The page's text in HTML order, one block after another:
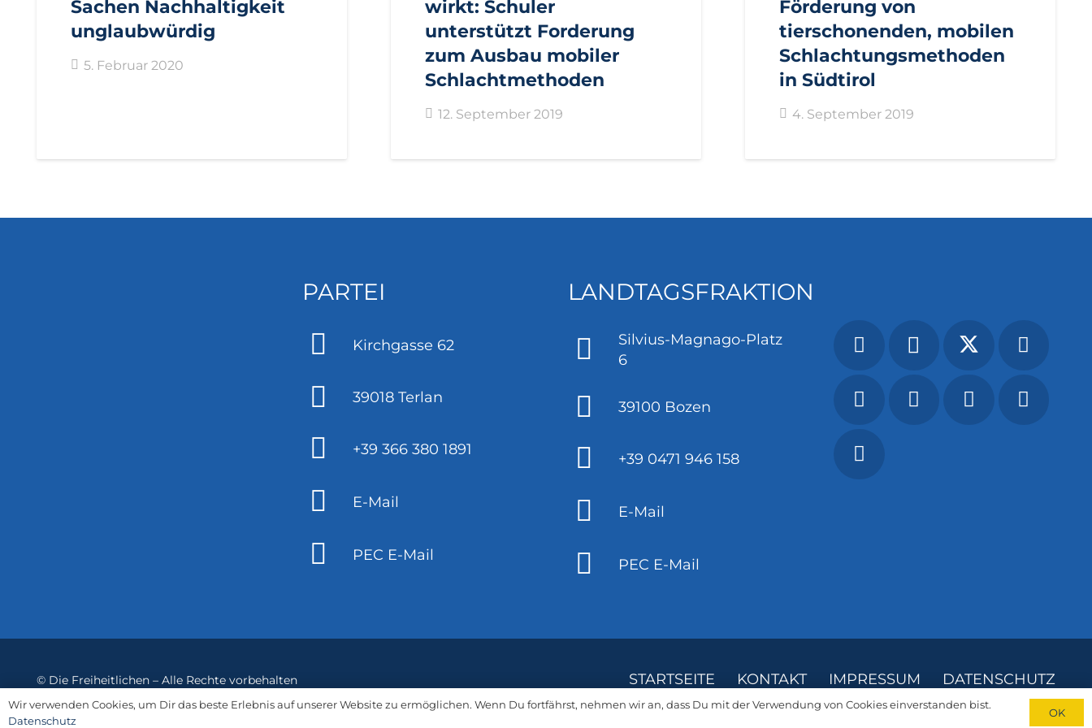
Sachen Nachhaltigkeit
unglaubwürdig
5. Februar 2020
wirkt: Schuler
unterstützt Forderung
zum Ausbau mobiler
Schlachtmethoden
12. September 2019
Förderung von
tierschonenden, mobilen
Schlachtungsmethoden
in Südtirol
4. September 2019
PARTEI
Kirchgasse 62
39018 Terlan
+39 366 380 1891
E-Mail
PEC E-Mail
LANDTAGSFRAKTION
Silvius-Magnago-Platz
6
39100 Bozen
+39 0471 946 158
E-Mail
PEC E-Mail
© Die Freiheitlichen – Alle Rechte vorbehalten STARTSEITE KONTAKT IMPRESSUM DATENSCHUTZ
Wir verwenden Cookies, um Dir das beste Erlebnis auf unserer Website zu ermöglichen. Wenn Du fortfährst, nehmen wir an, dass Du mit der Verwendung von Cookies einverstanden bist.
Datenschutz
OK